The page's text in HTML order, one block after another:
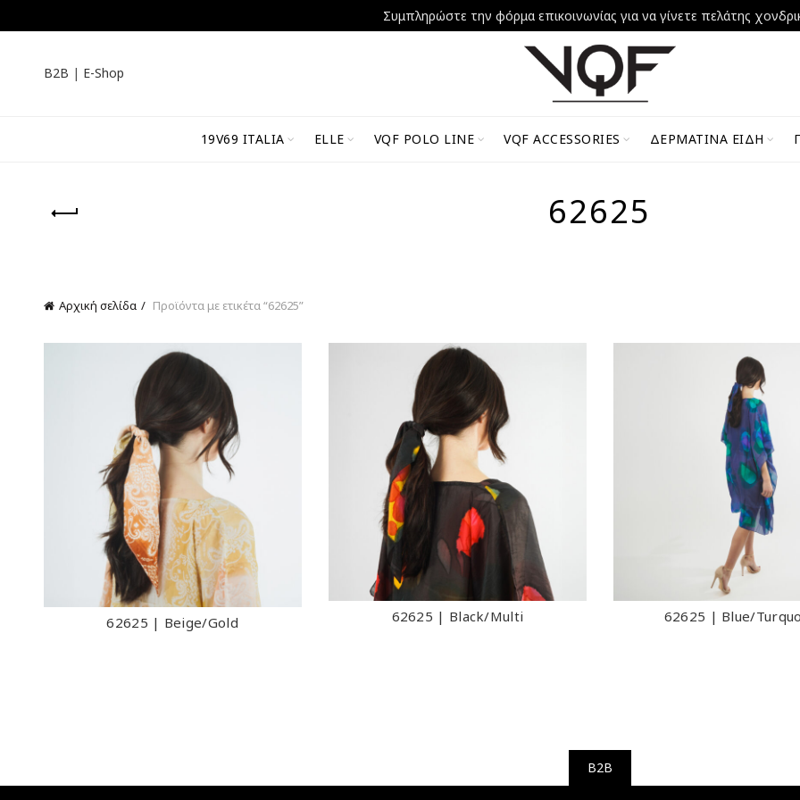
B2B | E-Shop
19V69 ITALIA ELLE VQF POLO LINE VQF ACCESSORIES ΔΕΡΜΆΤΙΝΑ ΕΊΔΗ
62625
Αρχική σελίδα Προϊόντα με ετικέτα “62625”
62625 | Beige/Gold 62625 | Black/Multi 62625 | Blue/
B2B
Συμπληρώστε την φόρμα επικοινωνίας για να γίνετε πελάτης